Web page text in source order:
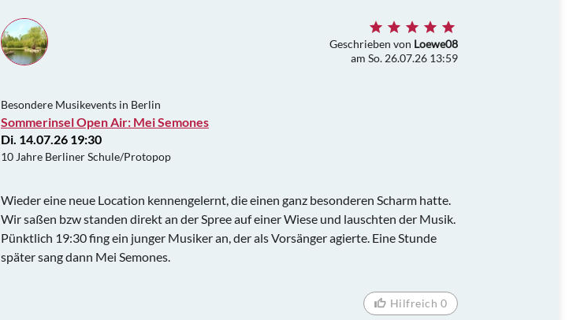
Geschrieben von Loewe08
am So. 26.07.26 13:59
Besondere Musikevents in Berlin
Sommerinsel Open Air: Mei Semones
Di. 14.07.26 19:30
10 Jahre Berliner Schule/Protopop
Wieder eine neue Location kennengelernt, die einen ganz besonderen Scharm hatte.
Wir saßen bzw standen direkt an der Spree auf einer Wiese und lauschten der Musik.
Pünktlich 19:30 fing ein junger Musiker an, der als Vorsänger agierte. Eine Stunde
später sang dann Mei Semones.
Hilfreich 0